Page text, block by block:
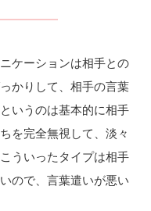
ケーションは相手との
かりして、相手の言葉
いうのは基本的に相手
を完全無視して、淡々
ういったタイプは相手
ので、言葉遣いが悪い